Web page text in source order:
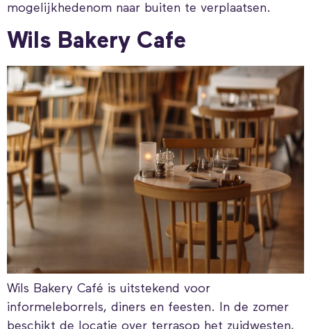
mogelijkhedenom naar buiten te verplaatsen.
Wils Bakery Cafe
Wils Bakery Café is uitstekend voor
informeleborrels, diners en feesten. In de zomer
beschikt de locatie over terrasop het zuidwesten,